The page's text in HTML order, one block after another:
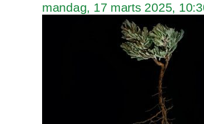
mandag, 17 marts 2025,